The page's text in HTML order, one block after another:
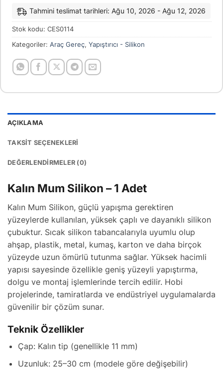
Tahmini teslimat tarihleri: Ağu 10, 2026 - Ağu 12, 2026
Stok kodu: CES0114
Kategoriler: Araç Gereç, Yapıştırıcı - Silikon
AÇIKLAMA
TAKSIT SEÇENEKLERI
DEĞERLENDIRMELER (0)
Kalın Mum Silikon – 1 Adet
Kalın Mum Silikon, güçlü yapışma gerektiren
yüzeylerde kullanılan, yüksek çaplı ve dayanıklı silikon
çubuktur. Sıcak silikon tabancalarıyla uyumlu olup
ahşap, plastik, metal, kumaş, karton ve daha birçok
yüzeyde uzun ömürlü tutunma sağlar. Yüksek hacimli
yapısı sayesinde özellikle geniş yüzeyli yapıştırma,
dolgu ve montaj işlemlerinde tercih edilir. Hobi
projelerinde, tamiratlarda ve endüstriyel uygulamalarda
güvenilir bir çözüm sunar.
Teknik Özellikler
Çap: Kalın tip (genellikle 11 mm)
Uzunluk: 25–30 cm (modele göre değişebilir)